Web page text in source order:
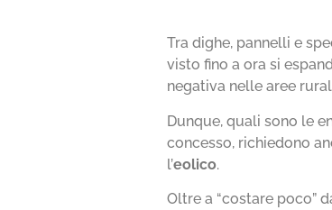
Tra dighe, pannelli e
visto fino a ora si
negativa nelle aree
Dunque, quali sono le
concesso, richiedono
l’eolico.
Oltre a “costare poco”